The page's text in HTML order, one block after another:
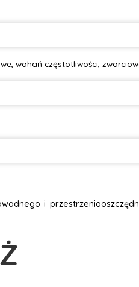
wahań częstotliwości,
i